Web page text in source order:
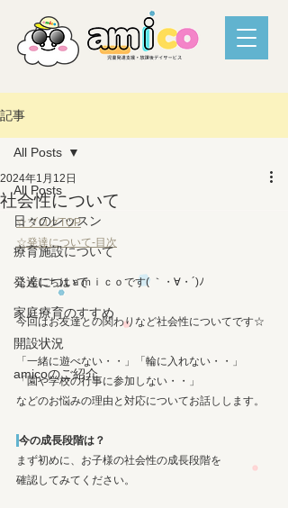
記事
All Posts
日々のレッスン
療育施設について
発達について
家庭療育のすすめ
開設状況
amicoのご紹介
All Posts
社会性について
2024年1月12日
☆ブログTOP
☆発達について-目次
こんにちはａｍｉｃｏです( ｀・∀・´)ﾉ
今回はお友達との関わりなど社会性についてです☆
「一緒に遊べない・・」「輪に入れない・・」
「園や学校の行事に参加しない・・」
などのお悩みの理由と対応についてお話しします。
今の成長段階は？
まず初めに、お子様の社会性の成長段階を
確認してみてください。